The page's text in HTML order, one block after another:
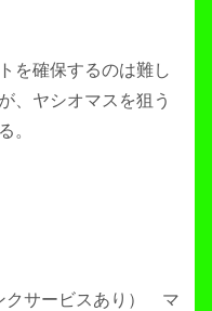
を確保するのは難し
、ヤシオマスを狙う
。
クサービスあり） マ